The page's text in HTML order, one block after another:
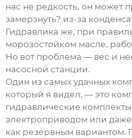
нас не редкость, он может
замерзнуть? из-за
Гидравлика же, при
морозостойком масле,
Но вот проблема — вес и
насосной станции.
Один из самых удачных
который я видел, — это
гидравлические комплекты
электроприводом или
как резервным вариантом.